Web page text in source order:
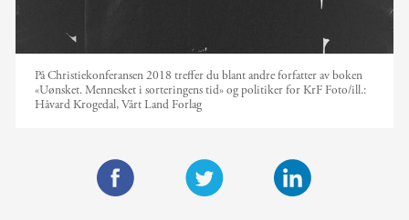
På Christiekonferansen 2018 treffer du blant andre forfatter av boken
«Uønsket. Mennesket i sorteringens tid» og politiker for KrF Foto/ill.:
Håvard Krogedal, Vårt Land Forlag